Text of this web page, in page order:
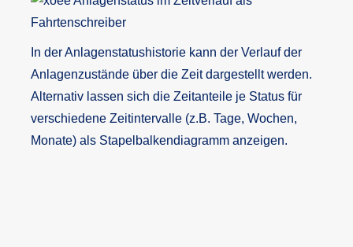
In der Anlagenstatushistorie kann der Verlauf der
Anlagenzustände über die Zeit dargestellt werden.
Alternativ lassen sich die Zeitanteile je Status für
verschiedene Zeitintervalle (z.B. Tage, Wochen,
Monate) als Stapelbalkendiagramm anzeigen.